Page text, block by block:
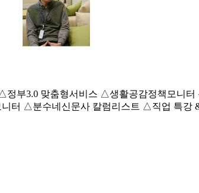
부3.0 맞춤형서비스 △생활공감정책모니
터 △분수네신문사 칼럼리스트 △직업 특강